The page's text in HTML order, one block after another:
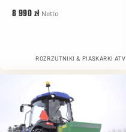
8 990 zł Netto
ROZRZUTNIKI & PIASKARKI ATV